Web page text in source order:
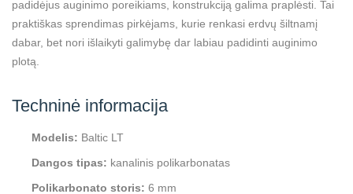
padidėjus auginimo poreikiams, konstrukciją galima praplėsti. Tai
praktiškas sprendimas pirkėjams, kurie renkasi erdvų šiltnamį
dabar, bet nori išlaikyti galimybę dar labiau padidinti auginimo
plotą.
Techninė informacija
Modelis: Baltic LT
Dangos tipas: kanalinis polikarbonatas
Polikarbonato storis: 6 mm